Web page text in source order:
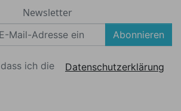
Newsletter
Abonnieren
ich die
Datenschutzerklärung